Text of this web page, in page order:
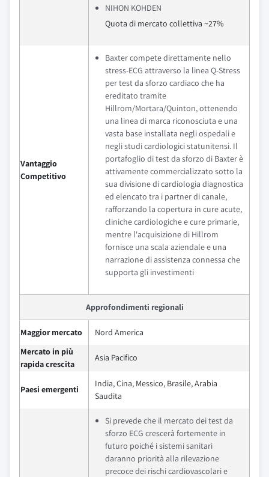
NIHON KOHDEN
Quota di mercato collettiva ~27%
Vantaggio
Competitivo
Baxter compete direttamente nello
stress‑ECG attraverso la linea Q‑Stress
per test da sforzo cardiaco che ha
ereditato tramite
Hillrom/Mortara/Quinton, ottenendo
una linea di marca riconosciuta e una
vasta base installata negli ospedali e
negli studi cardiologici statunitensi. Il
portafoglio di test da sforzo di Baxter è
attivamente commercializzato sotto la
sua divisione di cardiologia diagnostica
ed elencato tra i partner di canale,
rafforzando la copertura in cure acute,
cliniche cardiologiche e cure primarie,
mentre l'acquisizione di Hillrom
fornisce una scala aziendale e una
narrazione di assistenza connessa che
supporta gli investimenti
Approfondimenti regionali
Maggior mercato
Nord America
Mercato in più
rapida crescita
Asia Pacifico
Paesi emergenti
India, Cina, Messico, Brasile, Arabia
Saudita
Si prevede che il mercato dei test da
sforzo ECG crescerà fortemente in
futuro poiché i sistemi sanitari
daranno priorità alla rilevazione
precoce dei rischi cardiovascolari e